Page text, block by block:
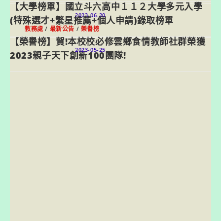
【大學榜單】國立斗六高中１１２大學多元入學
(特殊選才+繁星推薦+個人申請)錄取榜單
2023-06-20
教務處 / 最新公告 / 榮譽榜
【榮譽榜】賀!本校校必修雲鄉食情教師社群榮獲
2023親子天下創新100團隊!
2023-05-25